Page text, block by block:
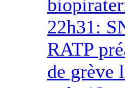
22h31:
RATP
de grève